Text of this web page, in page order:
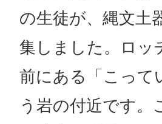
の生徒が、縄文土
集しました。ロッ
前にある「こって
う岩の付近です。